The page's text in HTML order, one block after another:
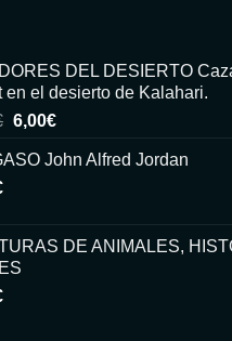
DEL DESIERTO
en el desierto de Kalahari.
El
original
6,00€El
actual
John Alfred Jordan
DE ANIMALES,